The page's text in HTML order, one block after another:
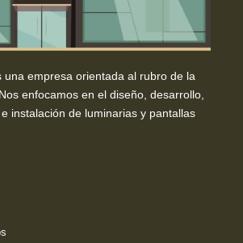
una empresa orientada al rubro de la
enfocamos en el diseño, desarrollo,
instalación de luminarias y pantallas